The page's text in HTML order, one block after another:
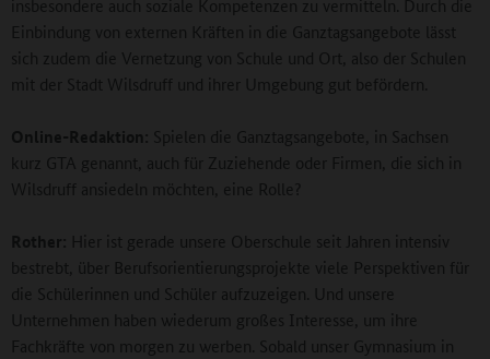
insbesondere auch soziale Kompetenzen zu vermitteln. Durch die
Einbindung von externen Kräften in die Ganztagsangebote lässt
sich zudem die Vernetzung von Schule und Ort, also der Schulen
mit der Stadt Wilsdruff und ihrer Umgebung gut befördern.
Online-Redaktion:
Spielen die Ganztagsangebote, in Sachsen
kurz GTA genannt, auch für Zuziehende oder Firmen, die sich in
Wilsdruff ansiedeln möchten, eine Rolle?
Rother: Hier ist gerade unsere Oberschule seit Jahren intensiv
bestrebt, über Berufsorientierungsprojekte viele Perspektiven für
die Schülerinnen und Schüler aufzuzeigen. Und unsere
Unternehmen haben wiederum großes Interesse, um ihre
Fachkräfte von morgen zu werben. Sobald unser Gymnasium in